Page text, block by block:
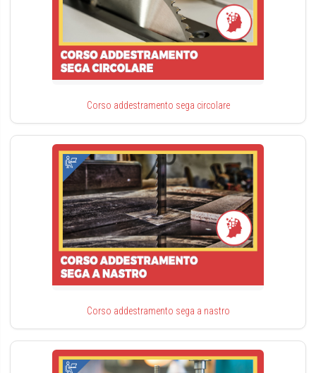
Corso addestramento sega circolare
Corso addestramento sega a nastro